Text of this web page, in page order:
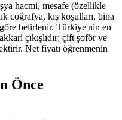
hacmi, mesafe (özellikle
coğrafya, kış koşulları, bina
belirlenir. Türkiye'nin en
çıkışlıdır; çift şoför ve
Net fiyatı öğrenmenin
Önce